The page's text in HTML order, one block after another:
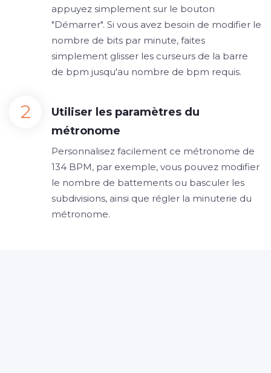
appuyez simplement sur le bouton
"Démarrer". Si vous avez besoin de modifier le
nombre de bits par minute, faites
simplement glisser les curseurs de la barre
de bpm jusqu'au nombre de bpm requis.
Utiliser les paramètres du
métronome
Personnalisez facilement ce métronome de
134 BPM, par exemple, vous pouvez modifier
le nombre de battements ou basculer les
subdivisions, ainsi que régler la minuterie du
métronome.